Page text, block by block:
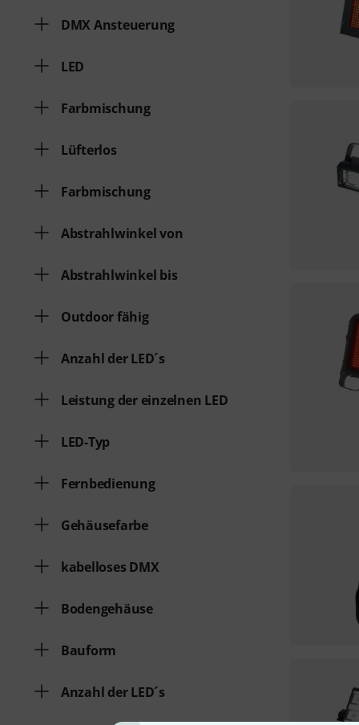
DMX Ansteuerung
LED
Farbmischung
Lüfterlos
Farbmischung
Abstrahlwinkel von
Abstrahlwinkel bis
Outdoor fähig
Anzahl der LED´s
Leistung der einzelnen LED
LED-Typ
Fernbedienung
Gehäusefarbe
kabelloses DMX
Bodengehäuse
Bauform
Anzahl der LED´s